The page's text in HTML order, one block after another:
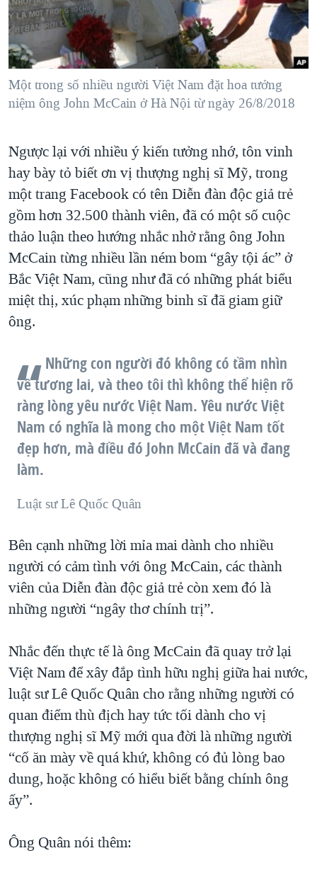
Một trong số nhiều người Việt Nam đặt hoa tưởng
niệm ông John McCain ở Hà Nội từ ngày 26/8/2018
Ngược lại với nhiều ý kiến tưởng nhớ, tôn vinh
hay bày tỏ biết ơn vị thượng nghị sĩ Mỹ, trong
một trang Facebook có tên Diễn đàn độc giả trẻ
gồm hơn 32.500 thành viên, đã có một số cuộc
thảo luận theo hướng nhắc nhở rằng ông John
McCain từng nhiều lần ném bom “gây tội ác” ở
Bắc Việt Nam, cũng như đã có những phát biểu
miệt thị, xúc phạm những binh sĩ đã giam giữ
ông.
Những con người đó không có tầm nhìn
về tương lai, và theo tôi thì không thể hiện rõ
ràng lòng yêu nước Việt Nam. Yêu nước Việt
Nam có nghĩa là mong cho một Việt Nam tốt
đẹp hơn, mà điều đó John McCain đã và đang
làm.
Luật sư Lê Quốc Quân
Bên cạnh những lời mỉa mai dành cho nhiều
người có cảm tình với ông McCain, các thành
viên của Diễn đàn độc giả trẻ còn xem đó là
những người “ngây thơ chính trị”.
Nhắc đến thực tế là ông McCain đã quay trở lại
Việt Nam để xây đắp tình hữu nghị giữa hai nước,
luật sư Lê Quốc Quân cho rằng những người có
quan điểm thù địch hay tức tối dành cho vị
thượng nghị sĩ Mỹ mới qua đời là những người
“cố ăn mày về quá khứ, không có đủ lòng bao
dung, hoặc không có hiểu biết bằng chính ông
ấy”.
Ông Quân nói thêm: